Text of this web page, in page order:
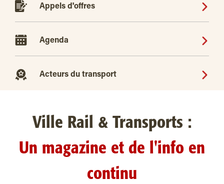
Appels d'offres
Agenda
Acteurs du transport
Ville Rail & Transports :
Un magazine et de l'info en
continu